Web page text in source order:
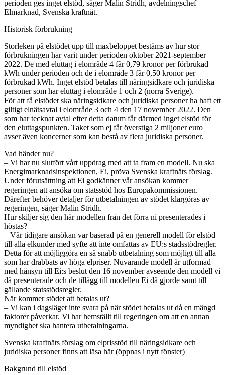
perioden ges inget elstöd, säger Malin Stridh, avdelningschef
Elmarknad, Svenska kraftnät.
Historisk förbrukning
Storleken på elstödet upp till maxbeloppet bestäms av hur stor
förbrukningen har varit under perioden oktober 2021-september
2022. De med eluttag i elområde 4 får 0,79 kronor per förbrukad
kWh under perioden och de i elområde 3 får 0,50 kronor per
förbrukad kWh. Inget elstöd betalas till näringsidkare och juridiska
personer som har eluttag i elområde 1 och 2 (norra Sverige).
För att få elstödet ska näringsidkare och juridiska personer ha haft ett
giltigt elnätsavtal i elområde 3 och 4 den 17 november 2022. Den
som har tecknat avtal efter detta datum får därmed inget elstöd för
den eluttagspunkten. Taket som ej får överstiga 2 miljoner euro
avser även koncerner som kan bestå av flera juridiska personer.
Vad händer nu?
– Vi har nu slutfört vårt uppdrag med att ta fram en modell. Nu ska
Energimarknadsinspektionen, Ei, pröva Svenska kraftnäts förslag.
Under förutsättning att Ei godkänner vår ansökan kommer
regeringen att ansöka om statsstöd hos Europakommissionen.
Därefter behöver detaljer för utbetalningen av stödet klargöras av
regeringen, säger Malin Stridh.
Hur skiljer sig den här modellen från det förra ni presenterades i
höstas?
– Vår tidigare ansökan var baserad på en generell modell för elstöd
till alla elkunder med syfte att inte omfattas av EU:s stadsstödregler.
Detta för att möjliggöra en så snabb utbetalning som möjligt till alla
som har drabbats av höga elpriser. Nuvarande modell är utformad
med hänsyn till Ei:s beslut den 16 november avseende den modell vi
då presenterade och de tillägg till modellen Ei då gjorde samt till
gällande statsstödsregler.
När kommer stödet att betalas ut?
– Vi kan i dagsläget inte svara på när stödet betalas ut då en mängd
faktorer påverkar. Vi har hemställt till regeringen om att en annan
myndighet ska hantera utbetalningarna.
Svenska kraftnäts förslag om elprisstöd till näringsidkare och
juridiska personer finns att läsa här (öppnas i nytt fönster)
Bakgrund till elstöd